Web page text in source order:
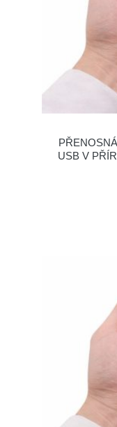
USB V